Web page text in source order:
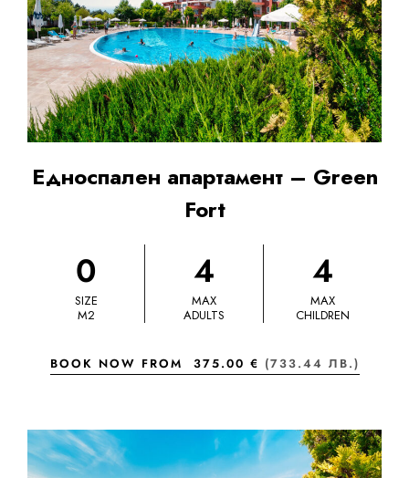
Едноспален апартамент – Green
Fort
0
SIZE
M2
4
MAX
ADULTS
4
MAX
CHILDREN
BOOK NOW FROM 375.00 € (733.44 ЛВ.)